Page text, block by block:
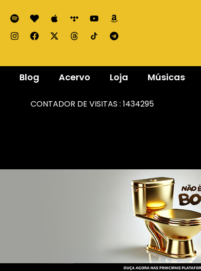
Blog Acervo Loja Músicas
CONTADOR DE VISITAS : 1434295